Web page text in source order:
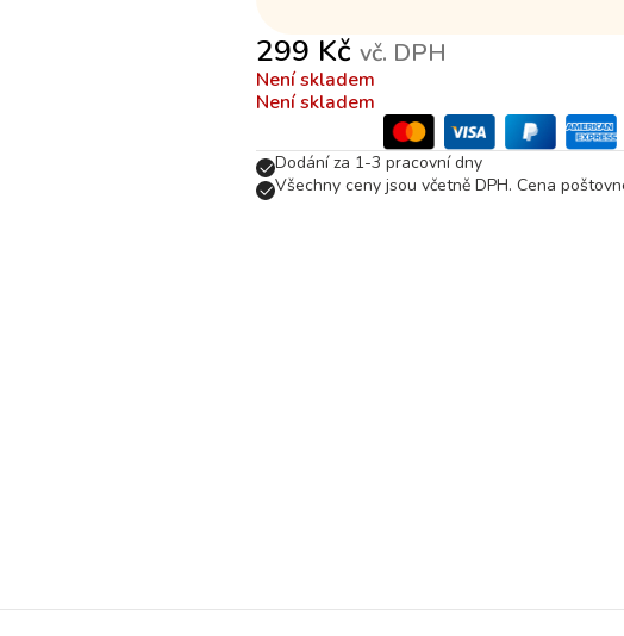
299 Kč vč. DPH
Není skladem
Není skladem
Dodání za 1-3 pracovní dny
Všechny ceny jsou včetně DPH. Cena